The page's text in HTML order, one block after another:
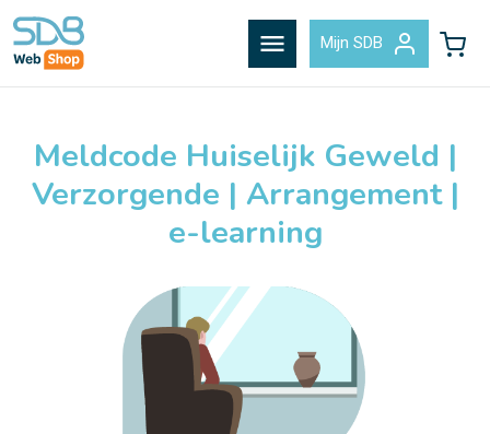
menu Mijn SDB
Meldcode Huiselijk Geweld |
Verzorgende | Arrangement |
e-learning